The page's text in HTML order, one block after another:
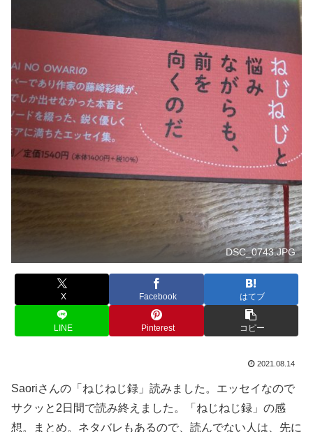
DSC_0743.JPG
X Facebook はてブ
LINE Pinterest コピー
2021.08.14
Saoriさんの「ねじねじ録」読みました。エッセイなので
サクッと2日間で読み終えました。「ねじねじ録」の感
想。まとめ。ネタバレもあるので、読んでない人は、先に